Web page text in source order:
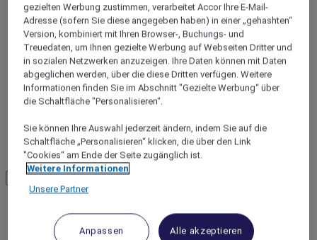
Xian
Weinan
Load More See more items
gezielten Werbung zustimmen, verarbeitet Accor Ihre E-Mail-
Adresse (sofern Sie diese angegeben haben) in einer „gehashten“
Version, kombiniert mit Ihren Browser-, Buchungs- und
Treuedaten, um Ihnen gezielte Werbung auf Webseiten Dritter und
in sozialen Netzwerken anzuzeigen. Ihre Daten können mit Daten
abgeglichen werden, über die diese Dritten verfügen. Weitere
Informationen finden Sie im Abschnitt "Gezielte Werbung“ über
die Schaltfläche "Personalisieren“.
Sie können Ihre Auswahl jederzeit ändern, indem Sie auf die
Schaltfläche „Personalisieren“ klicken, die über den Link
"Cookies“ am Ende der Seite zugänglich ist.
Weitere Informationen
Unsere Partner
Anpassen Alle akzeptieren